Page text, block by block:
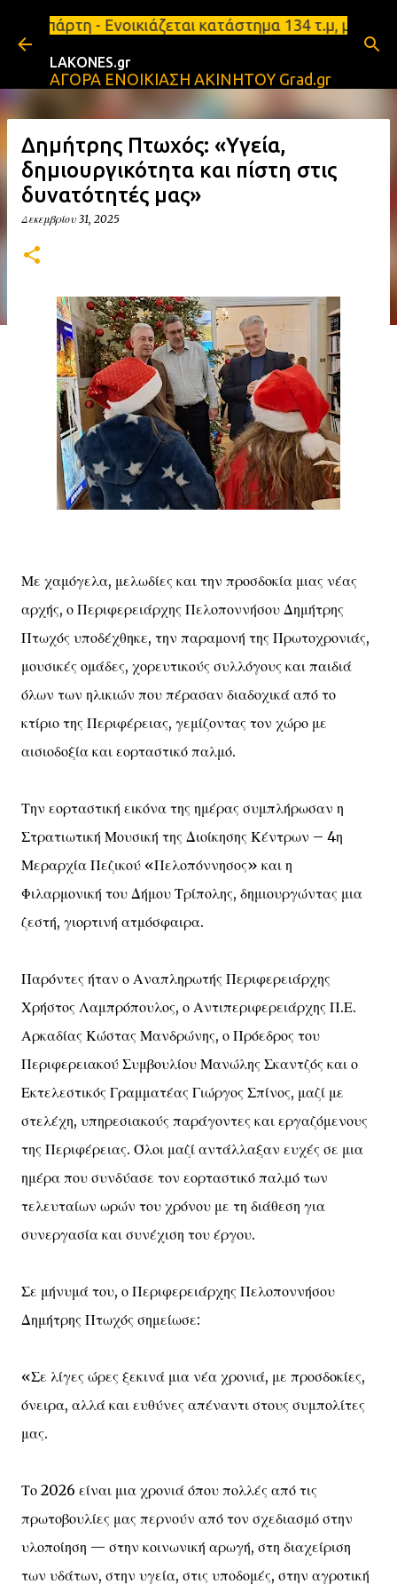
Μετάβαση στο κύριο περιεχόμενο
κατάστημα 134 τ.μ, με υπόγειο
LAKONES.gr
ΑΓΟΡΑ ΕΝΟΙΚΙΑΣΗ ΑΚΙΝΗΤΟΥ Grad.gr
Δημήτρης Πτωχός: «Υγεία,
δημιουργικότητα και πίστη στις
δυνατότητές μας»
Δεκεμβρίου 31, 2025
Με χαμόγελα, μελωδίες και την προσδοκία μιας νέας
αρχής, ο Περιφερειάρχης Πελοποννήσου Δημήτρης
Πτωχός υποδέχθηκε, την παραμονή της Πρωτοχρονιάς,
μουσικές ομάδες, χορευτικούς συλλόγους και παιδιά
όλων των ηλικιών που πέρασαν διαδοχικά από το
κτίριο της Περιφέρειας, γεμίζοντας τον χώρο με
αισιοδοξία και εορταστικό παλμό.
Την εορταστική εικόνα της ημέρας συμπλήρωσαν η
Στρατιωτική Μουσική της Διοίκησης Κέντρων – 4η
Μεραρχία Πεζικού «Πελοπόννησος» και η
Φιλαρμονική του Δήμου Τρίπολης, δημιουργώντας μια
ζεστή, γιορτινή ατμόσφαιρα.
Παρόντες ήταν ο Αναπληρωτής Περιφερειάρχης
Χρήστος Λαμπρόπουλος, ο Αντιπεριφερειάρχης Π.Ε.
Αρκαδίας Κώστας Μανδρώνης, ο Πρόεδρος του
Περιφερειακού Συμβουλίου Μανώλης Σκαντζός και ο
Εκτελεστικός Γραμματέας Γιώργος Σπίνος, μαζί με
στελέχη, υπηρεσιακούς παράγοντες και εργαζόμενους
της Περιφέρειας. Όλοι μαζί αντάλλαξαν ευχές σε μια
ημέρα που συνδύασε τον εορταστικό παλμό των
τελευταίων ωρών του χρόνου με τη διάθεση για
συνεργασία και συνέχιση του έργου.
Σε μήνυμά του, ο Περιφερειάρχης Πελοποννήσου
Δημήτρης Πτωχός σημείωσε:
«Σε λίγες ώρες ξεκινά μια νέα χρονιά, με προσδοκίες,
όνειρα, αλλά και ευθύνες απέναντι στους συμπολίτες
μας.
Το 2026 είναι μια χρονιά όπου πολλές από τις
πρωτοβουλίες μας περνούν από τον σχεδιασμό στην
υλοποίηση — στην κοινωνική αρωγή, στη διαχείριση
των υδάτων, στην υγεία, στις υποδομές, στην αγροτική